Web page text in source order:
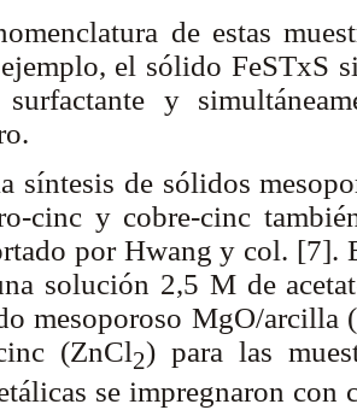
de estas
el sólido FeSTxS
surfactante y
síntesis de sólidos
cinc y cobre-cinc
por Hwang y col. [7].
solución 2,5 M de
mesoporoso MgO/arcilla
(ZnCl2) para las
se impregnaron